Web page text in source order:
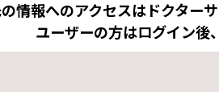
情報へのアクセスはドクター
ユーザーの方はログイン後